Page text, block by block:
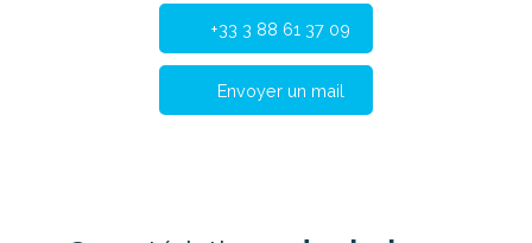
+33 3 88 61 37 09
Envoyer un mail